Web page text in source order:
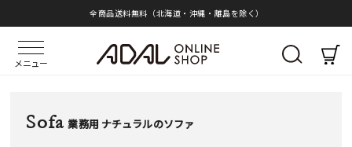
全商品送料無料（北海道・沖縄・離島を除く）
メニュー
Sofa 業務用 ナチュラルのソファ